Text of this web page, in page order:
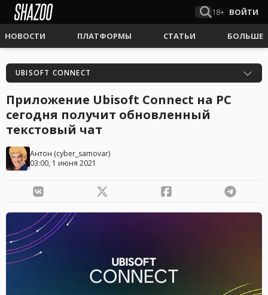
18+ ВОЙТИ
НОВОСТИ ПЛАТФОРМЫ СТАТЬИ БОЛЬШЕ
UBISOFT CONNECT
Приложение Ubisoft Connect на PC
сегодня получит обновленный
текстовый чат
Антон (cyber_samovar)
03:00, 1 июня 2021